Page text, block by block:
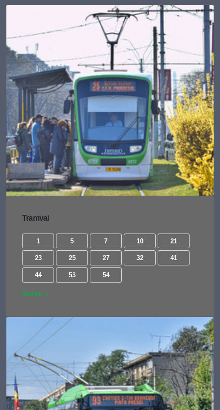
Tramvai
1 5 7 10 21
23 25 27 32 41
44 53 54
Vezi tot